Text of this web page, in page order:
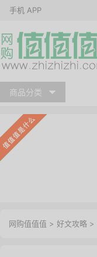
手机 APP
商品分类
网购值值值 > 好文攻略 >